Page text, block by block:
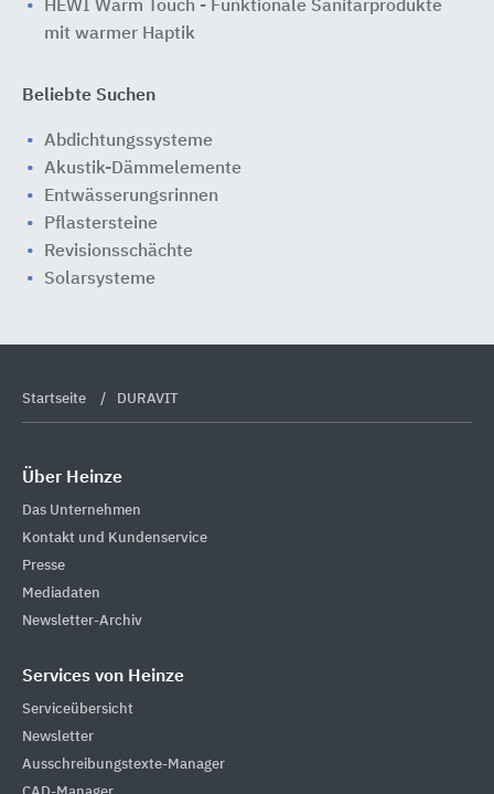
HEWI Warm Touch - Funktionale Sanitärprodukte
mit warmer Haptik
Beliebte Suchen
Abdichtungssysteme
Akustik-Dämmelemente
Entwässerungsrinnen
Pflastersteine
Revisionsschächte
Solarsysteme
Startseite DURAVIT
Über Heinze
Das Unternehmen
Kontakt und Kundenservice
Presse
Mediadaten
Newsletter-Archiv
Services von Heinze
Serviceübersicht
Newsletter
Ausschreibungstexte-Manager